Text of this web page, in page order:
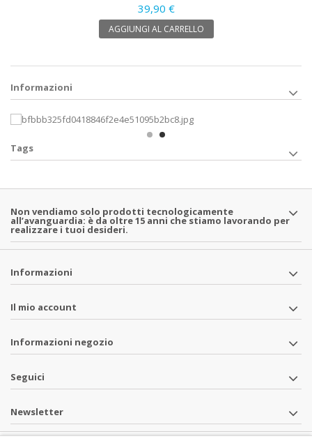
39,90 €
AGGIUNGI AL CARRELLO
Informazioni
Tags
Non vendiamo solo prodotti tecnologicamente
all’avanguardia: è da oltre 15 anni che stiamo lavorando per
realizzare i tuoi desideri.
Informazioni
Il mio account
Informazioni negozio
Seguici
Newsletter